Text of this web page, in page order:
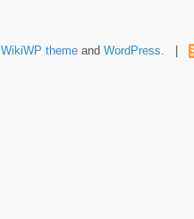
WikiWP themeand WordPress